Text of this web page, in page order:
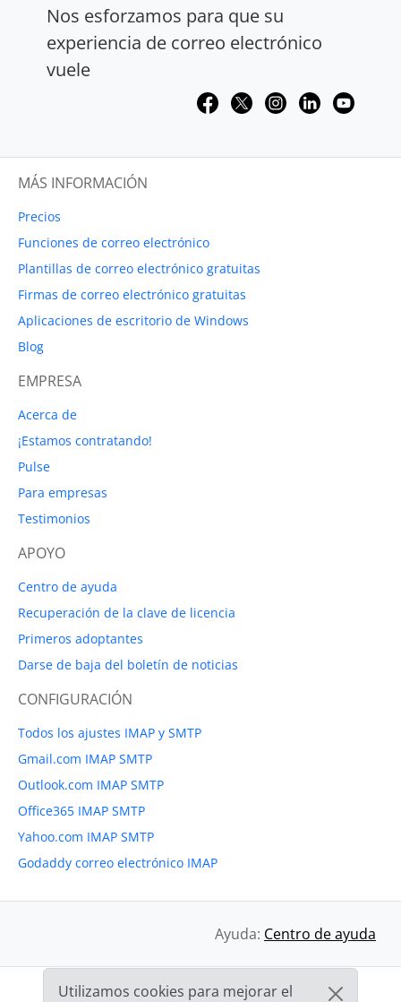
Nos esforzamos para que su
experiencia de correo electrónico
vuele
MÁS INFORMACIÓN
Precios
Funciones de correo electrónico
Plantillas de correo electrónico gratuitas
Firmas de correo electrónico gratuitas
Aplicaciones de escritorio de Windows
Blog
EMPRESA
Acerca de
¡Estamos contratando!
Pulse
Para empresas
Testimonios
APOYO
Centro de ayuda
Recuperación de la clave de licencia
Primeros adoptantes
Darse de baja del boletín de noticias
CONFIGURACIÓN
Todos los ajustes IMAP y SMTP
Gmail.com IMAP SMTP
Outlook.com IMAP SMTP
Office365 IMAP SMTP
Yahoo.com IMAP SMTP
Godaddy correo electrónico IMAP
Ayuda: Centro de ayuda
Utilizamos cookies para mejorar el